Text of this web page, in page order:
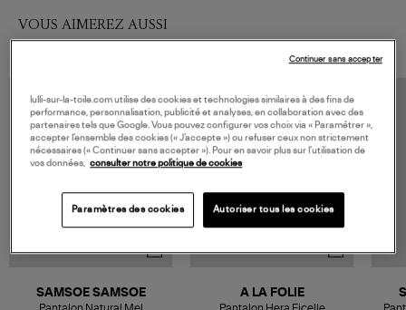
VOUS AIMEREZ AUSSI
SAMSOE SAMSOE
MADE IN FRANCE
A LA FOLIE
lulli-sur-la-toile.com utilise des cookies et technologies similaires à des fins de
performance, personnalisation, publicité et analyses, en collaboration avec des
partenaires tels que Google. Vous pouvez configurer vos choix via « Paramétrer »,
accepter l’ensemble des cookies (« J’accepte ») ou refuser ceux non strictement
nécessaires (« Continuer sans accepter »). Pour en savoir plus sur l’utilisation de
vos données, consulter notre politique de cookies
Paramètres des cookies Autoriser tous les cookies
Continuer sans accepter